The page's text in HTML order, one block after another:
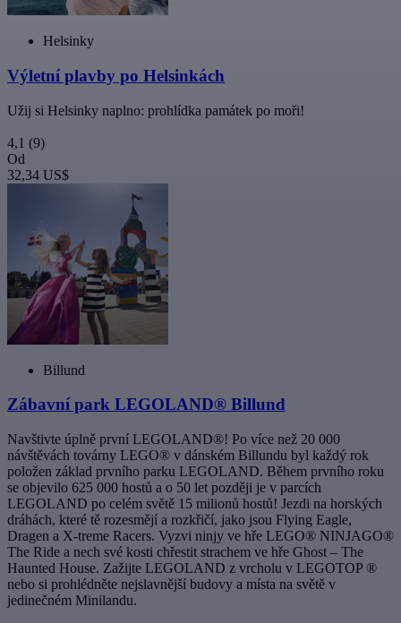
Helsinky
Výletní plavby po Helsinkách
Užij si Helsinky naplno: prohlídka památek po moři!
4,1 (9)
Od
32,34 US$
Billund
Zábavní park LEGOLAND® Billund
Navštivte úplně první LEGOLAND®! Po více než 20 000
návštěvách továrny LEGO® v dánském Billundu byl každý rok
položen základ prvního parku LEGOLAND. Během prvního roku
se objevilo 625 000 hostů a o 50 let později je v parcích
LEGOLAND po celém světě 15 milionů hostů! Jezdi na horských
dráhách, které tě rozesmějí a rozkřičí, jako jsou Flying Eagle,
Dragen a X-treme Racers. Vyzvi ninjy ve hře LEGO® NINJAGO®
The Ride a nech své kosti chřestit strachem ve hře Ghost – The
Haunted House. Zažijte LEGOLAND z vrcholu v LEGOTOP ®
nebo si prohlédněte nejslavnější budovy a místa na světě v
jedinečném Minilandu.